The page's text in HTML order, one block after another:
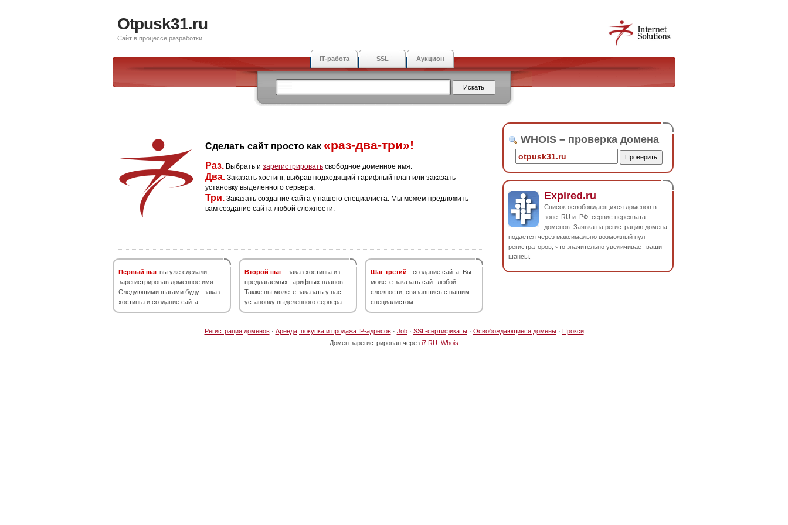
Otpusk31.ru
Сайт в процессе разработки
IT-работа SSL Аукцион
Сделать сайт просто как «раз-два-три»!
Раз. Выбрать и зарегистрировать свободное доменное имя.
Два. Заказать хостинг, выбрав подходящий тарифный план или заказать
установку выделенного сервера.
Три. Заказать создание сайта у нашего специалиста. Мы можем предложить
вам создание сайта любой сложности.
Первый шаг вы уже сделали,
зарегистрировав доменное имя.
Следующими шагами будут заказ
хостинга и создание сайта.
Второй шаг - заказ хостинга из
предлагаемых тарифных планов.
Также вы можете заказать у нас
установку выделенного сервера.
Шаг третий - создание сайта. Вы
можете заказать сайт любой
сложности, связавшись с нашим
специалистом.
WHOIS – проверка домена
Expired.ru
Список освобождающихся доменов в
зоне .RU и .РФ, сервис перехвата
доменов. Заявка на регистрацию домена
подается через максимально возможный пул
регистраторов, что значительно увеличивает ваши
шансы.
Регистрация доменов· Аренда, покупка и продажа IP-адресов· Job· SSL-сертификаты· Освобождающиеся домены· Прокси
Домен зарегистрирован через i7.RU Whois